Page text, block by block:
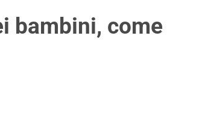
bambini, come